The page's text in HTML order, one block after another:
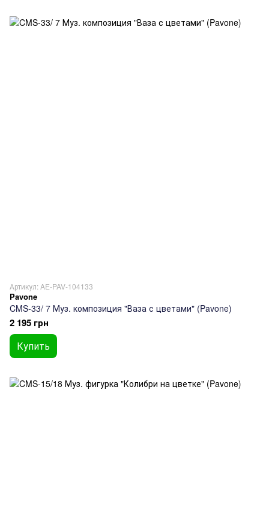
Артикул: AE-PAV-104133
Pavone
CMS-33/ 7 Муз. композиция "Ваза с цветами" (Pavone)
2 195 грн
Купить